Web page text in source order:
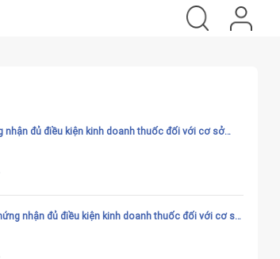
nhận đủ điều kiện kinh doanh thuốc đối với cơ sở
nhận đủ điều kiện kinh doanh thuốc đối với cơ sở